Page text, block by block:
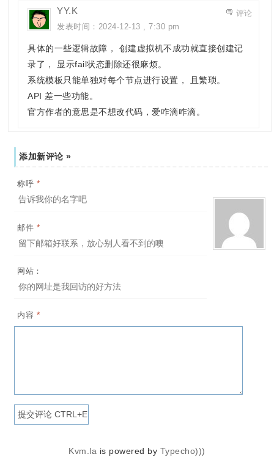
YY.K
评论
发表时间：2024-12-13 , 7:30 pm
具体的一些逻辑故障， 创建虚拟机不成功就直接创建记
录了， 显示fail状态删除还很麻烦。
系统模板只能单独对每个节点进行设置， 且繁琐。
API 差一些功能。
官方作者的意思是不想改代码，爱咋滴咋滴。
添加新评论 »
称呼 *
邮件 *
网站：
内容 *
Kvm.la is powered by Typecho)))